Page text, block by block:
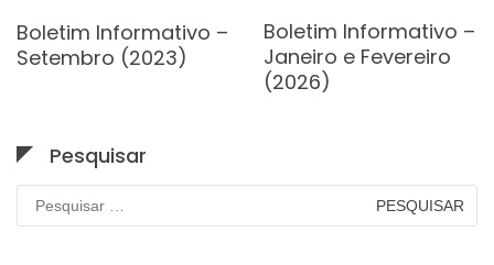
Boletim Informativo –
Setembro (2023)
Boletim Informativo –
Janeiro e Fevereiro
(2026)
Pesquisar
Pesquisar
por: